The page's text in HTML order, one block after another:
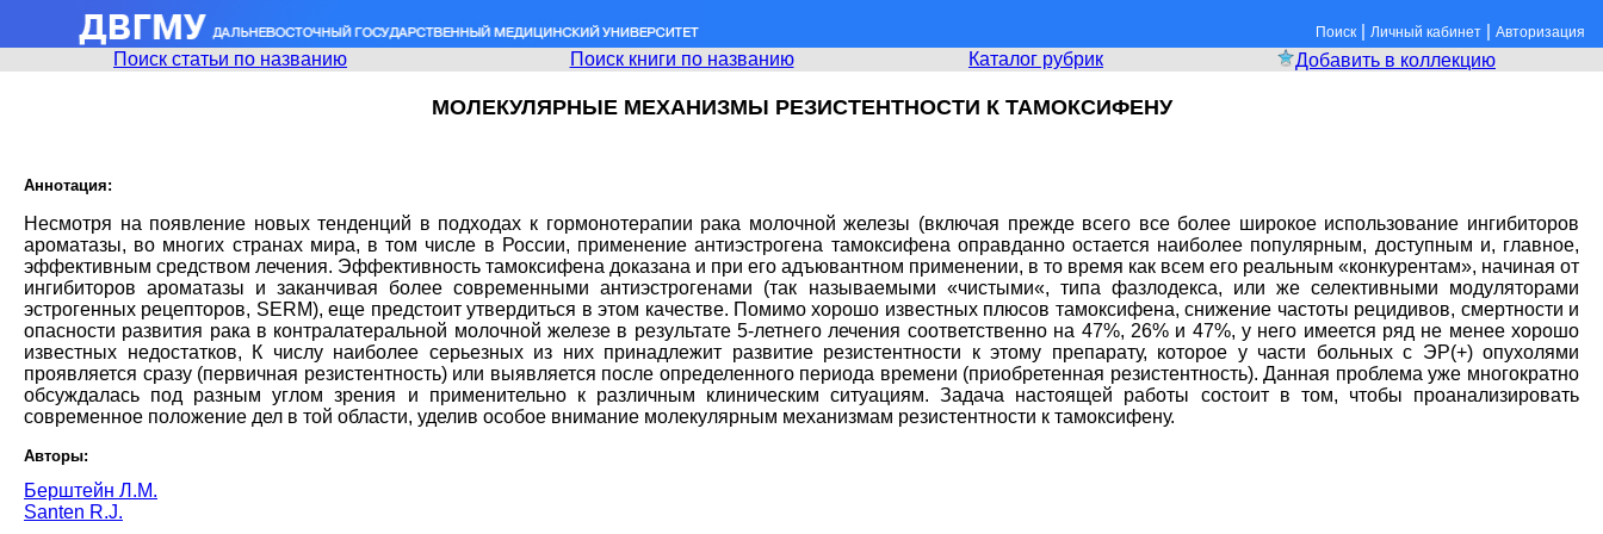
Поиск | Личный кабинет | Авторизация
Поиск статьи по названию Поиск книги по названию Каталог рубрик Добавить в коллекцию
МОЛЕКУЛЯРНЫЕ МЕХАНИЗМЫ РЕЗИСТЕНТНОСТИ К ТАМОКСИФЕНУ
Аннотация:
Несмотря на появление новых тенденций в подходах к гормонотерапии рака молочной железы (включая прежде всего все более широкое использование ингибиторов
ароматазы, во многих странах мира, в том числе в России, применение антиэстрогена тамоксифена оправданно остается наиболее популярным, доступным и, главное,
эффективным средством лечения. Эффективность тамоксифена доказана и при его адъювантном применении, в то время как всем его реальным «конкурентам», начиная от
ингибиторов ароматазы и заканчивая более современными антиэстрогенами (так называемыми «чистыми«, типа фазлодекса, или же селективными модуляторами
эстрогенных рецепторов, SERM), еще предстоит утвердиться в этом качестве. Помимо хорошо известных плюсов тамоксифена, снижение частоты рецидивов, смертности и
опасности развития рака в контралатеральной молочной железе в результате 5-летнего лечения соответственно на 47%, 26% и 47%, у него имеется ряд не менее хорошо
известных недостатков, К числу наиболее серьезных из них принадлежит развитие резистентности к этому препарату, которое у части больных с ЭР(+) опухолями
проявляется сразу (первичная резистентность) или выявляется после определенного периода времени (приобретенная резистентность). Данная проблема уже многократно
обсуждалась под разным углом зрения и применительно к различным клиническим ситуациям. Задача настоящей работы состоит в том, чтобы проанализировать
современное положение дел в той области, уделив особое внимание молекулярным механизмам резистентности к тамоксифену.
Авторы:
Берштейн Л.М.
Santen R.J.